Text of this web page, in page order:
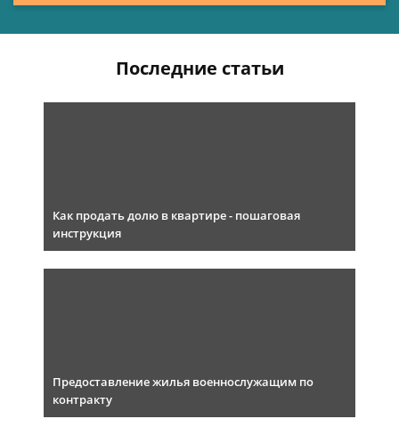
Последние статьи
Как продать долю в квартире - пошаговая
инструкция
Предоставление жилья военнослужащим по
контракту